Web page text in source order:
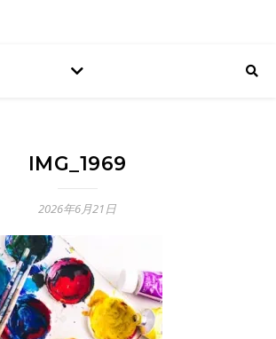
IMG_1969
2026年6月21日